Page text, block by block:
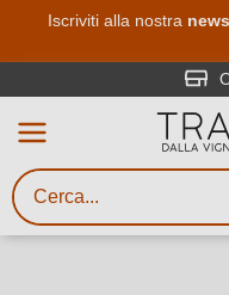
Iscriviti alla nostra
Oltre
Ricerca vini
Inserisci almeno
gusto,